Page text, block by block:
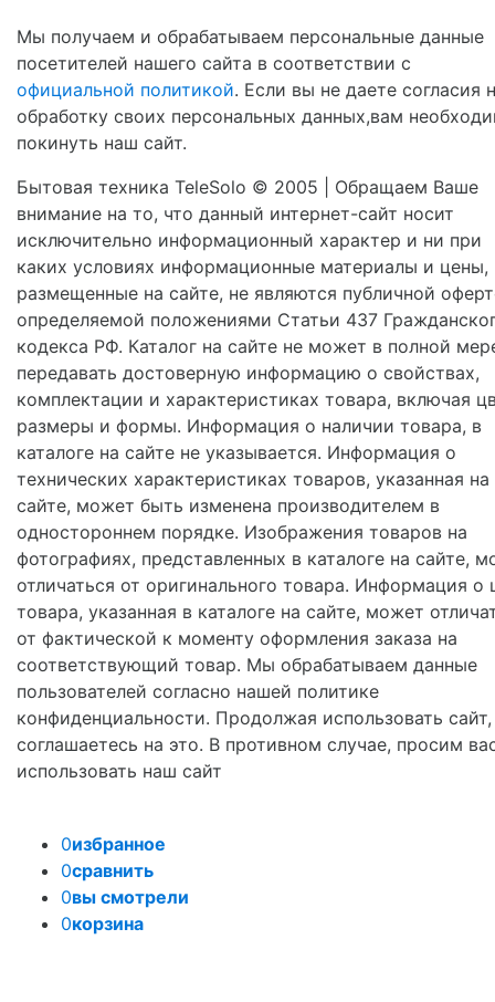
Мы получаем и обрабатываем персональные данные
посетителей нашего сайта в соответствии с
официальной политикой. Если вы не даете согласия
обработку своих персональных данных,вам
покинуть наш сайт.
Бытовая техника TeleSolo © 2005 | Обращаем Ваше
внимание на то, что данный интернет-сайт носит
исключительно информационный характер и ни при
каких условиях информационные материалы и цены,
размещенные на сайте, не являются публичной
определяемой положениями Статьи 437
кодекса РФ. Каталог на сайте не может в полной
передавать достоверную информацию о свойствах,
комплектации и характеристиках товара, включая
размеры и формы. Информация о наличии товара, в
каталоге на сайте не указывается. Информация о
технических характеристиках товаров, указанная на
сайте, может быть изменена производителем в
одностороннем порядке. Изображения товаров на
фотографиях, представленных в каталоге на сайте,
отличаться от оригинального товара. Информация о
товара, указанная в каталоге на сайте, может
от фактической к моменту оформления заказа на
соответствующий товар. Мы обрабатываем данные
пользователей согласно нашей политике
конфиденциальности. Продолжая использовать
соглашаетесь на это. В противном случае, просим
использовать наш сайт
0избранное
0сравнить
0вы смотрели
0корзина